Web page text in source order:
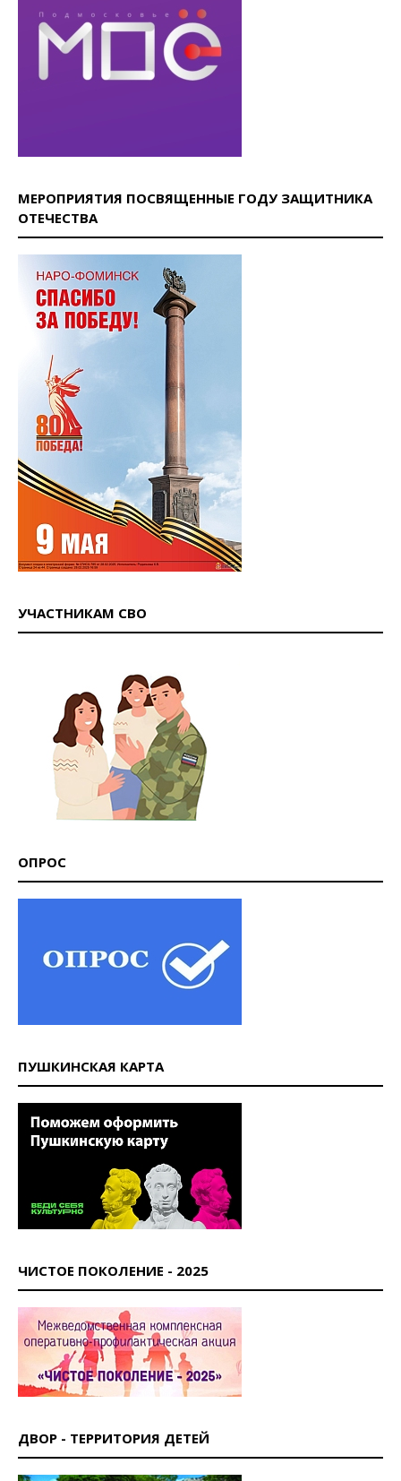
МЕРОПРИЯТИЯ ПОСВЯЩЕННЫЕ ГОДУ ЗАЩИТНИКА
ОТЕЧЕСТВА
УЧАСТНИКАМ СВО
ОПРОС
ПУШКИНСКАЯ КАРТА
ЧИСТОЕ ПОКОЛЕНИЕ - 2025
ДВОР - ТЕРРИТОРИЯ ДЕТЕЙ